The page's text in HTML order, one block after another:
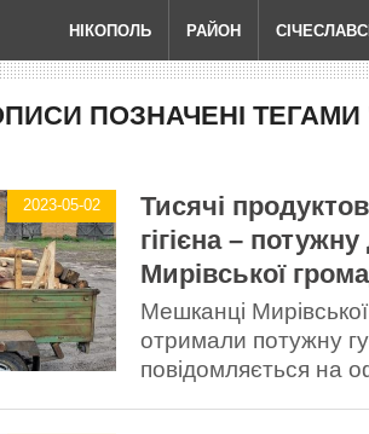
НІКОПОЛЬ РАЙОН
ПОЗНАЧЕНІ ТЕГАМИ
2023-05-02
Тисячі
гігієна –
Мирівської
Мешканці
отримали потужну
повідомляється на